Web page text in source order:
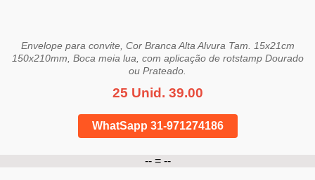
Envelope para convite, Cor Branca Alta Alvura Tam. 15x21cm
150x210mm, Boca meia lua, com aplicação de rotstamp Dourado
ou Prateado.
25 Unid. 39.00
WhatSapp 31-971274186
-- = --